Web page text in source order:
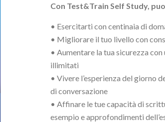
Con Test&Train Self Study,
• Esercitarti con centinaia di
• Migliorare il tuo livello con
• Aumentare la tua sicurezza
illimitati
• Vivere l’esperienza del giorno
di conversazione
• Affinare le tue capacità di
esempio e approfondimenti